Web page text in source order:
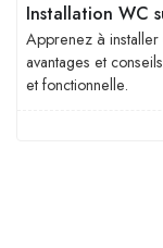
Installation WC
Apprenez à
avantages et
et fonctionnelle.